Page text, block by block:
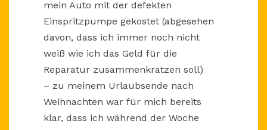
mein Auto mit der defekten
Einspritzpumpe gekostet (abgesehen
davon, dass ich immer noch nicht
weiß wie ich das Geld für die
Reparatur zusammenkratzen soll)
– zu meinem Urlaubsende nach
Weihnachten war für mich bereits
klar, dass ich während der Woche